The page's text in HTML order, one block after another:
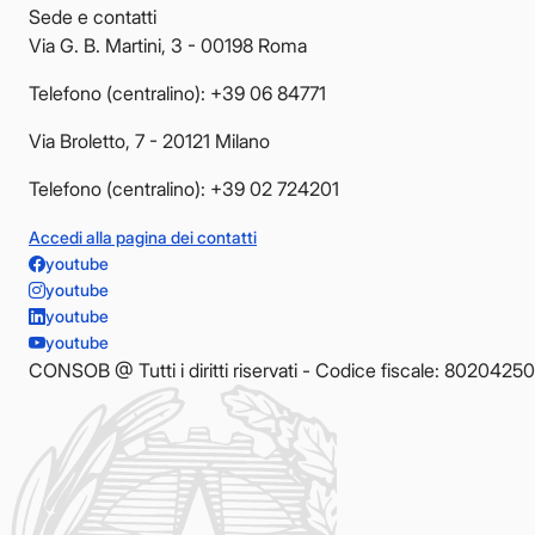
Sede e contatti
Via G. B. Martini, 3 - 00198 Roma
Telefono (centralino): +39 06 84771
Via Broletto, 7 - 20121 Milano
Telefono (centralino): +39 02 724201
Accedi alla pagina dei contatti
youtube
youtube
youtube
youtube
CONSOB @ Tutti i diritti riservati - Codice fiscale: